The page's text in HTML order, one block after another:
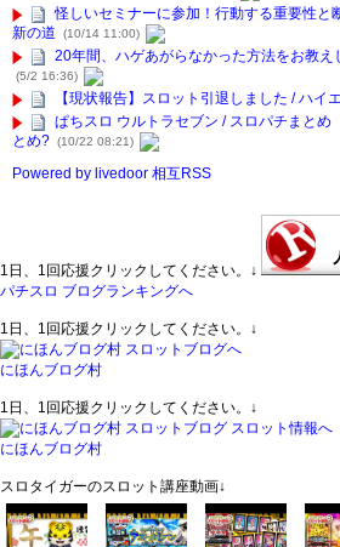
怪しいセミナーに参加！行動する重要性と
新の道
(10/14 11:00)
20年間、ハゲあがらなかった方法をお教え
(5/2 16:36)
【現状報告】スロット引退しました / ハイ
ぱちスロ ウルトラセブン / スロパチまと
とめ? (10/22 08:21)
Powered by livedoor 相互RSS
1日、1回応援クリックしてください。↓
パチスロ ブログランキングへ
1日、1回応援クリックしてください。↓
にほんブログ村
1日、1回応援クリックしてください。↓
にほんブログ村
スロタイガーのスロット講座動画↓